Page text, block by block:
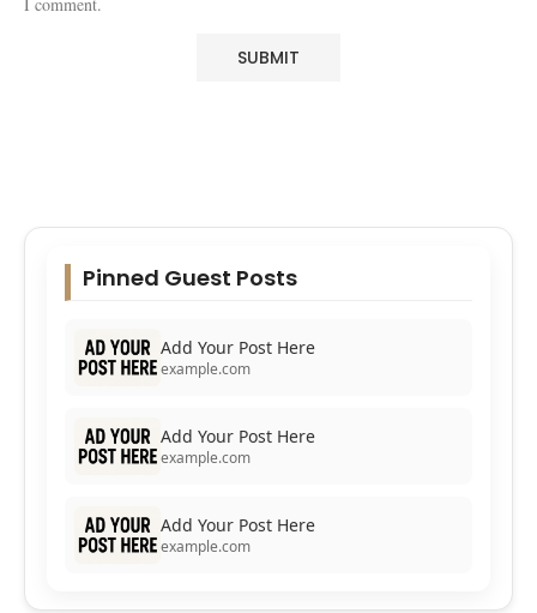
Pinned Guest Posts
Add Your Post Here
example.com
Add Your Post Here
example.com
Add Your Post Here
example.com